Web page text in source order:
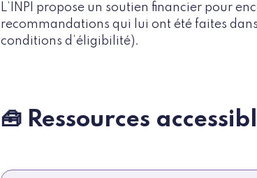
L’INPI propose un soutien financier pour
recommandations qui lui ont été faites
conditions d’éligibilité).
🧰 Ressources